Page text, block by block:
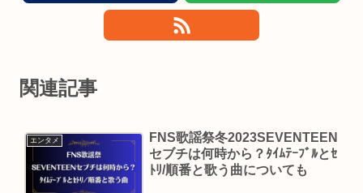
関連記事
エンタメ
FNS歌謡祭冬2023SEVENTEEN
セブチは何時から？ﾀｲﾑﾃｰﾌﾞﾙとｾ
ﾄﾘ/順番と歌う曲についても